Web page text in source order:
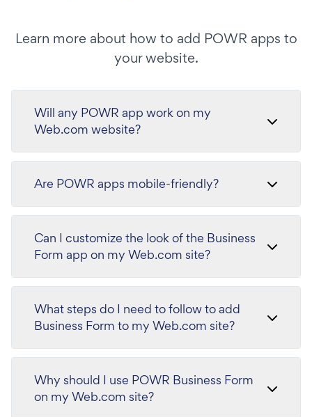
Learn more about how to add POWR apps to
your website.
Will any POWR app work on my
Web.com website?
Are POWR apps mobile-friendly?
Can I customize the look of the Business
Form app on my Web.com site?
What steps do I need to follow to add
Business Form to my Web.com site?
Why should I use POWR Business Form
on my Web.com site?